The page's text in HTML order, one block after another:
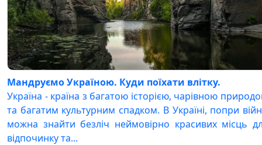
Мандруємо Україною. Куди поїхати влітку.
Україна - країна з багатою історією, чарівною
та багатим культурним спадком. В Україні, попри
можна знайти безліч неймовірно красивих місць
відпочинку та...